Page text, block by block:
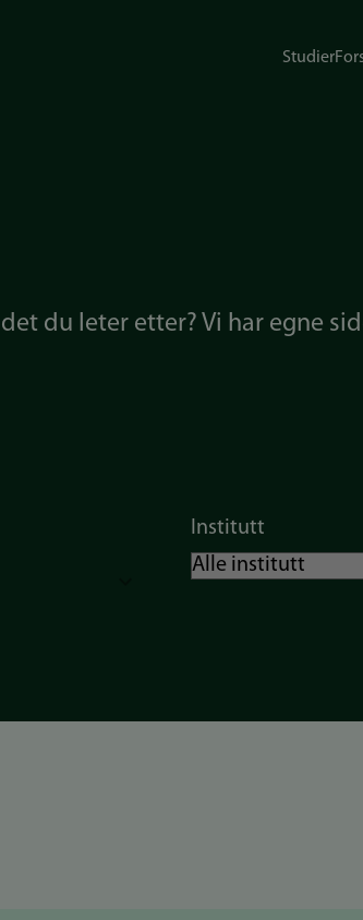
Studier
du leter etter? Vi har egne
Institutt